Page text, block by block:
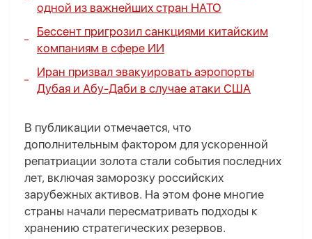
одной из важнейших стран НАТО
Бессент пригрозил санкциями китайским
компаниям в сфере ИИ
Иран призвал эвакуировать аэропорты
Дубая и Абу-Даби в случае атаки США
В публикации отмечается, что
дополнительным фактором для ускоренной
репатриации золота стали события последних
лет, включая заморозку российских
зарубежных активов. На этом фоне многие
страны начали пересматривать подходы к
хранению стратегических резервов.